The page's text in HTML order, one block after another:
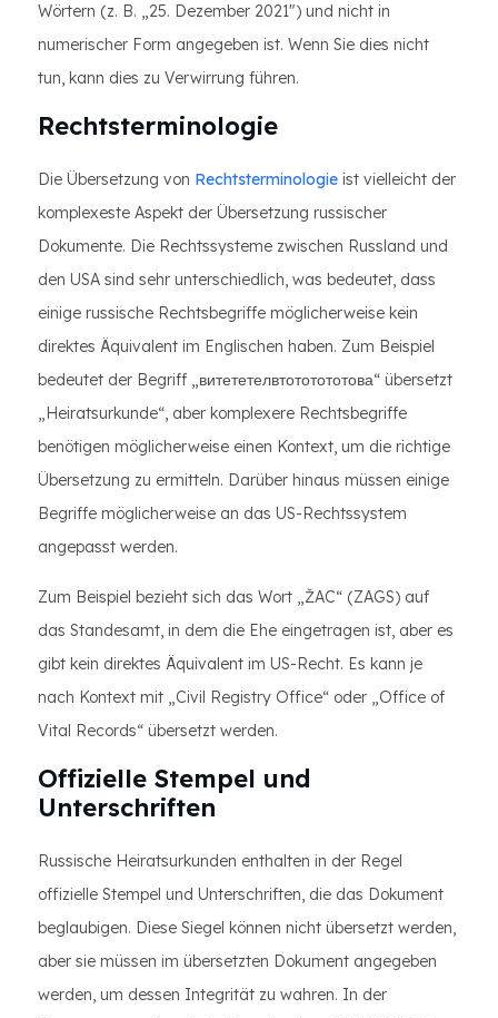
Wörtern (z. B. „25. Dezember 2021") und nicht in
numerischer Form angegeben ist. Wenn Sie dies nicht
tun, kann dies zu Verwirrung führen.
Rechtsterminologie
Die Übersetzung von Rechtsterminologie ist vielleicht der
komplexeste Aspekt der Übersetzung russischer
Dokumente. Die Rechtssysteme zwischen Russland und
den USA sind sehr unterschiedlich, was bedeutet, dass
einige russische Rechtsbegriffe möglicherweise kein
direktes Äquivalent im Englischen haben. Zum Beispiel
bedeutet der Begriff „витететелвтототототова“ übersetzt
„Heiratsurkunde“, aber komplexere Rechtsbegriffe
benötigen möglicherweise einen Kontext, um die richtige
Übersetzung zu ermitteln. Darüber hinaus müssen einige
Begriffe möglicherweise an das US-Rechtssystem
angepasst werden.
Zum Beispiel bezieht sich das Wort „ŽAC“ (ZAGS) auf
das Standesamt, in dem die Ehe eingetragen ist, aber es
gibt kein direktes Äquivalent im US-Recht. Es kann je
nach Kontext mit „Civil Registry Office“ oder „Office of
Vital Records“ übersetzt werden.
Offizielle Stempel und
Unterschriften
Russische Heiratsurkunden enthalten in der Regel
offizielle Stempel und Unterschriften, die das Dokument
beglaubigen. Diese Siegel können nicht übersetzt werden,
aber sie müssen im übersetzten Dokument angegeben
werden, um dessen Integrität zu wahren. In der